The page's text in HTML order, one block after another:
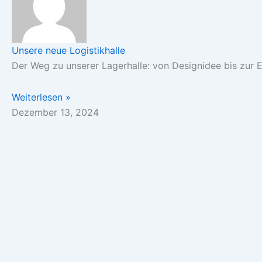
Unsere neue Logistikhalle
Der Weg zu unserer Lagerhalle: von Designidee bis zur
Weiterlesen »
Dezember 13, 2024